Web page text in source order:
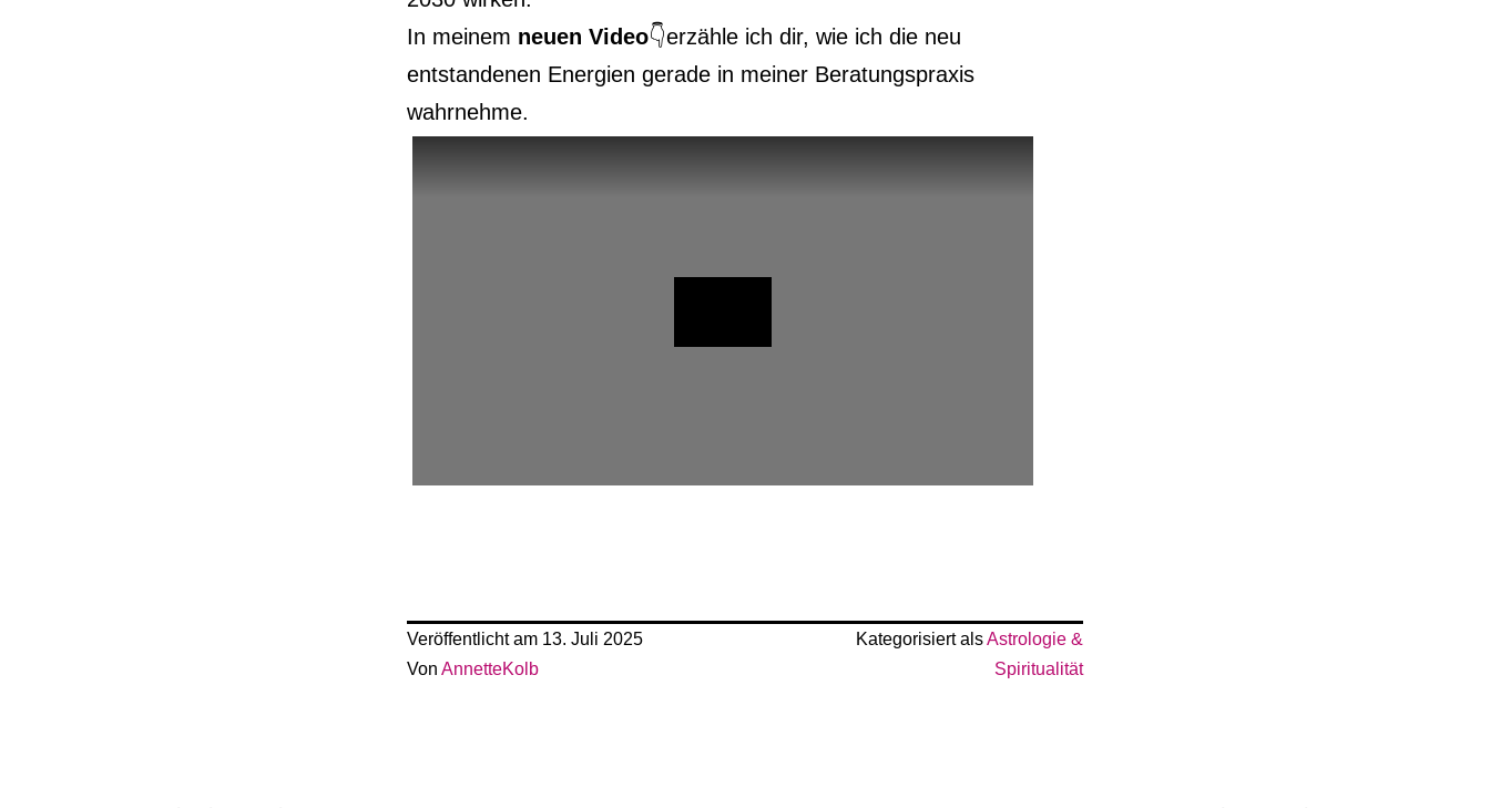
In meinem neuen Video👇erzähle ich dir, wie ich die neu
entstandenen Energien gerade in meiner Beratungspraxis
wahrnehme.
Veröffentlicht am 13. Juli 2025
Von AnnetteKolb
Kategorisiert alsAstrologie &
Spiritualität